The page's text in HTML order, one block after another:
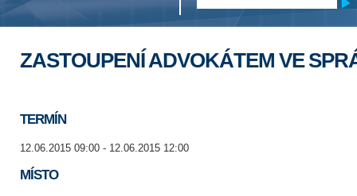
ZASTOUPENÍ ADVOKÁTEM VE
TERMÍN
12.06.2015 09:00 - 12.06.2015 12:00
MÍSTO